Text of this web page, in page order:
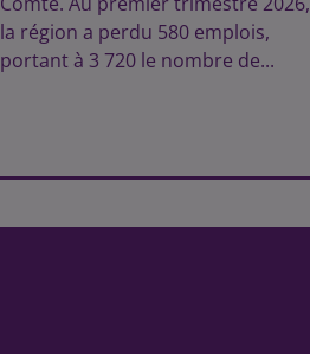
la région a perdu 580 emplois,
portant à 3 720 le nombre de...